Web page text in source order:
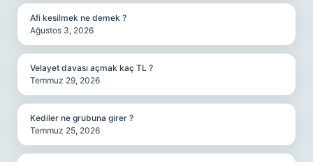
Afi kesilmek ne demek ?
Ağustos 3, 2026
Velayet davası açmak kaç TL ?
Temmuz 29, 2026
Kediler ne grubuna girer ?
Temmuz 25, 2026